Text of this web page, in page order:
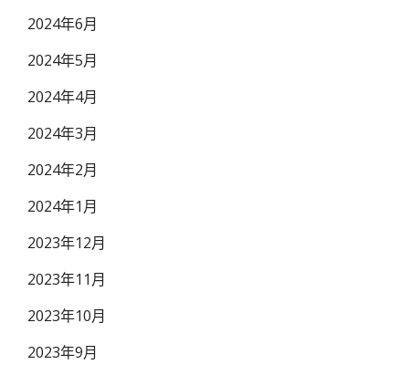
2024年6月
2024年5月
2024年4月
2024年3月
2024年2月
2024年1月
2023年12月
2023年11月
2023年10月
2023年9月